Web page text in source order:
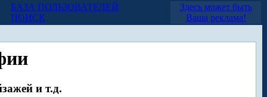
БАЗА ПОЛЬЗОВАТЕЛЕЙ
ПОИСК
Здесь может быть
Ваша реклама!
и т.д.